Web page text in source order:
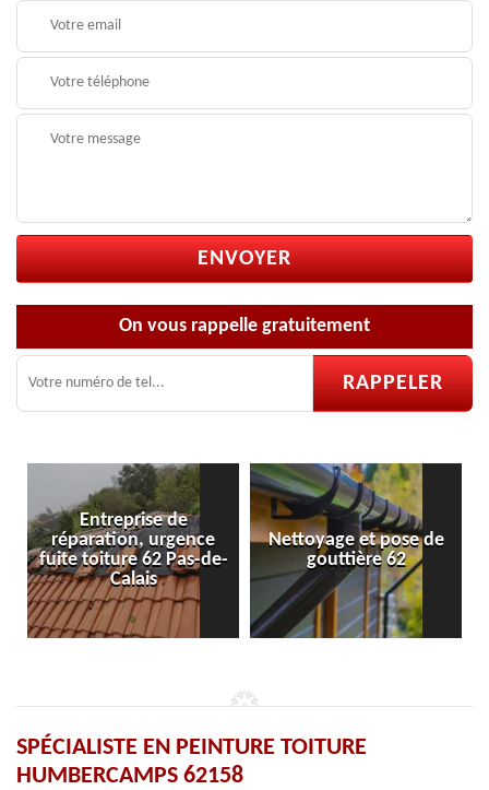
On vous rappelle gratuitement
Nettoyage et pose de
gouttière 62
Pose et réparation de
velux 62
SPÉCIALISTE EN PEINTURE TOITURE
HUMBERCAMPS 62158